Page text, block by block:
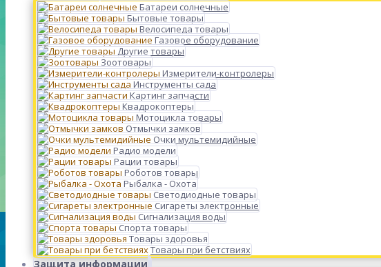
Батареи солнечные
Бытовые товары
Велосипеда товары
Газовое оборудование
Другие товары
Зоотовары
Измерители-контролеры
Инструменты сада
Картинг запчасти
Квадрокоптеры
Мотоцикла товары
Отмычки замков
Очки мультемидийные
Радио модели
Рации товары
Роботов товары
Рыбалка - Охота
Светодиодные товары
Сигареты электронные
Сигнализация воды
Спорта товары
Товары здоровья
Товары при бетствиях
Защита информации